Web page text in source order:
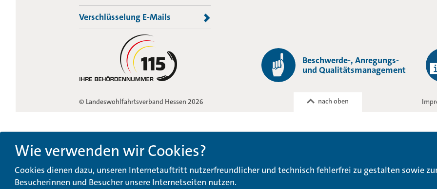
Verschlüsselung E-Mails
Beschwerde-, Anregungs-
und Qualitätsmanagement
© Landeswohlfahrtsverband Hessen 2026 nach oben
Wie verwenden wir Cookies?
Cookies dienen dazu, unseren Internetauftritt nutzerfreundlicher und technisch fehlerfrei zu gestalten sowie
Besucherinnen und Besucher unsere Internetseiten nutzen.